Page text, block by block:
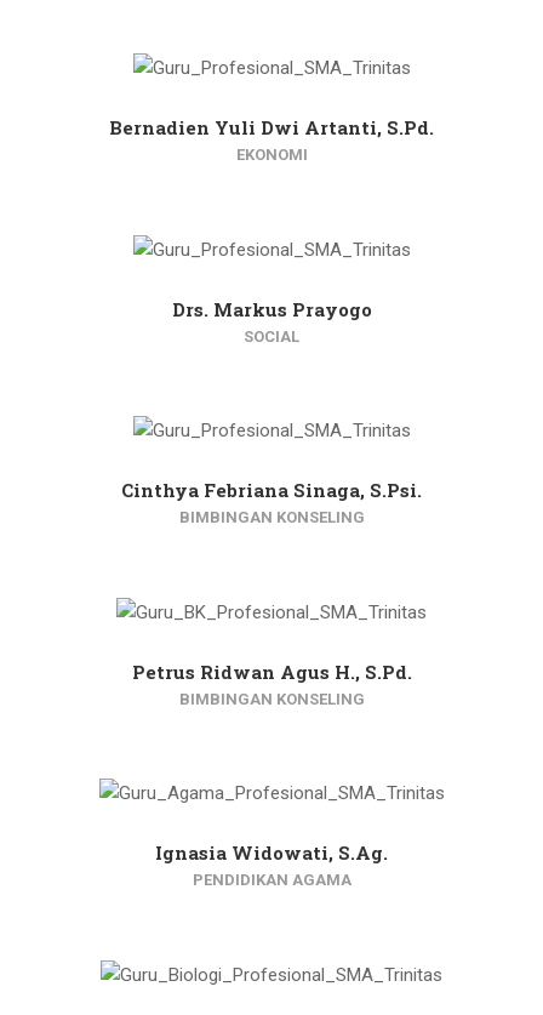
Bernadien Yuli Dwi Artanti, S.Pd.
EKONOMI
Drs. Markus Prayogo
SOCIAL
Cinthya Febriana Sinaga, S.Psi.
BIMBINGAN KONSELING
Petrus Ridwan Agus H., S.Pd.
BIMBINGAN KONSELING
Ignasia Widowati, S.Ag.
PENDIDIKAN AGAMA